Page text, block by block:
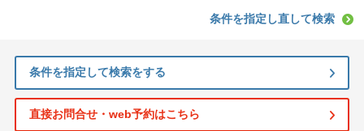
条件を指定し直して検索
条件を指定して検索をする
直接お問合せ・web予約はこちら